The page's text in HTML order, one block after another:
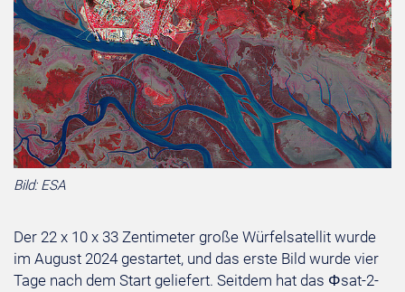
Bild: ESA
Der 22 x 10 x 33 Zentimeter große Würfelsatellit wurde
im August 2024 gestartet, und das erste Bild wurde vier
Tage nach dem Start geliefert. Seitdem hat das Φsat-2-